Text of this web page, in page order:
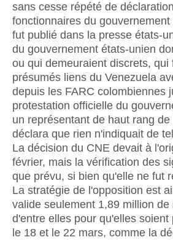
sans cesse répété de
fonctionnaires du
fut publié dans la presse états-
du gouvernement états-unien
ou qui demeuraient discrets,
présumés liens du Venezuela
depuis les FARC colombiennes
protestation officielle du
un représentant de haut rang
déclara que rien n'indiquait de
La décision du CNE devait à
février, mais la vérification des
que prévu, si bien qu'elle ne fut
La stratégie de l'opposition est
valide seulement 1,89 million
d'entre elles pour qu'elles
le 18 et le 22 mars, comme la